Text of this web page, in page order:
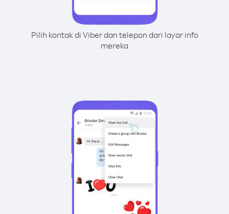
Pilih kontak di Viber dan telepon dari layar info
mereka